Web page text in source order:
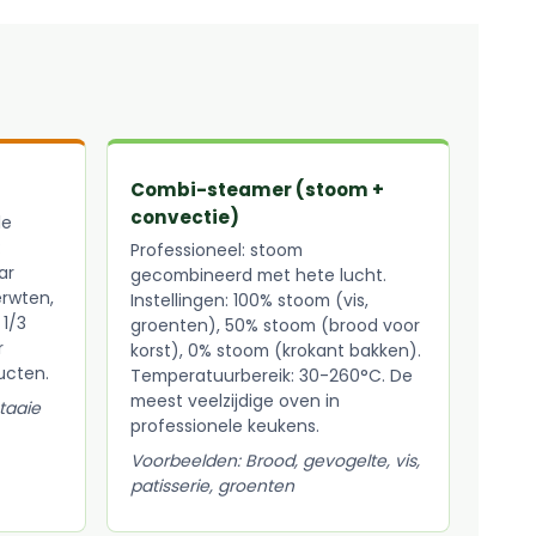
3
Combi-steamer (stoom +
convectie)
Professioneel: stoom
gecombineerd met hete lucht.
Instellingen: 100% stoom (vis,
groenten), 50% stoom (brood voor
korst), 0% stoom (krokant bakken).
Temperatuurbereik: 30-260°C. De
meest veelzijdige oven in
professionele keukens.
Voorbeelden: Brood, gevogelte, vis,
patisserie, groenten